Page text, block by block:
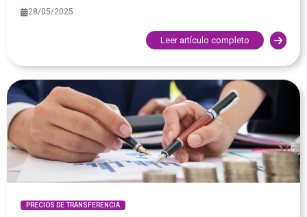
28/05/2025
Leer artículo completo
PRECIOS DE TRANSFERENCIA